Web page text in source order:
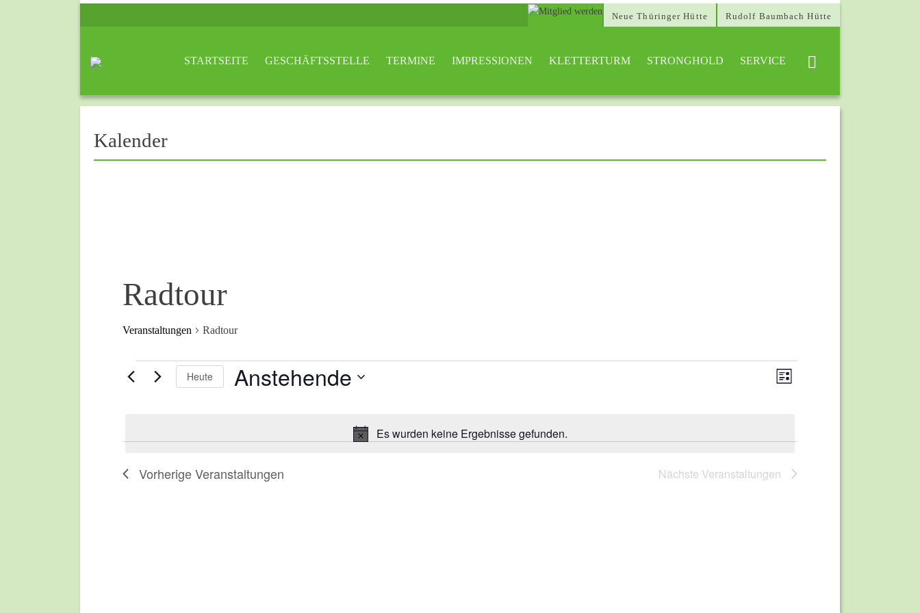
Neue Thüringer Hütte Rudolf Baumbach Hütte
STARTSEITE GESCHÄFTSSTELLE TERMINE IMPRESSIONEN KLETTERTURM STRONGHOLD SERVICE
Kalender
Radtour
Veranstaltungen Radtour
Veranstaltungen
Hinweis
Es wurden keine Ergebnisse gefunden.
Liste
Heute Anstehende
VorherigeVeranstaltungen Nächste Veranstaltungen